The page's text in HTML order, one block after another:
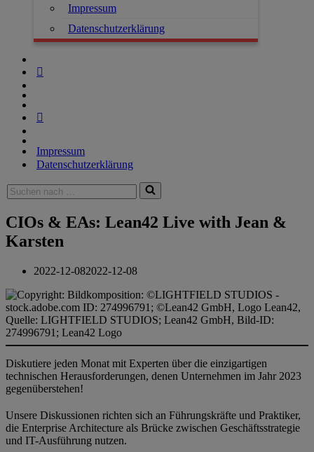
Impressum
Datenschutzerklärung
Impressum
Datenschutzerklärung
CIOs & EAs: Lean42 Live with Jean &
Karsten
2022-12-082022-12-08
Diskutiere jeden Monat mit Experten über die einzigartigen
technischen Herausforderungen, denen Unternehmen im Jahr 2023
gegenüberstehen!
Unsere Diskussionen richten sich an Führungskräfte und Praktiker,
die Enterprise Architecture als Brücke zwischen Geschäftsstrategie
und IT-Ausführung nutzen.